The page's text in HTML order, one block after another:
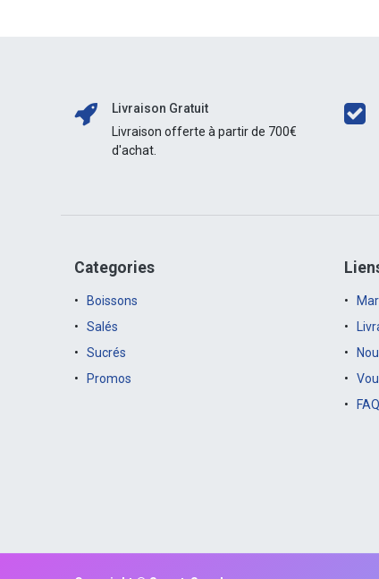
Livraison Gratuit
Livraison offerte à partir de 700€
d'achat.
Categories
Boissons
Salés
Sucrés
Promos
FAQ